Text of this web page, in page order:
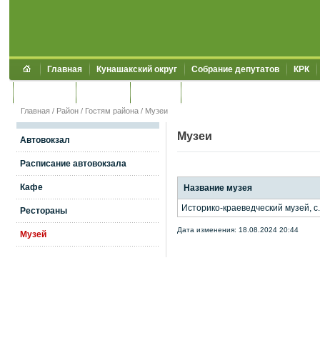
Главная Кунашакский округ Собрание депутатов КРК
Главная / Район / Гостям района / Музеи
Автовокзал
Расписание автовокзала
Кафе
Рестораны
Музей
Музеи
Название музея
Историко-краеведческий музей,
Дата изменения: 18.08.2024 20:44